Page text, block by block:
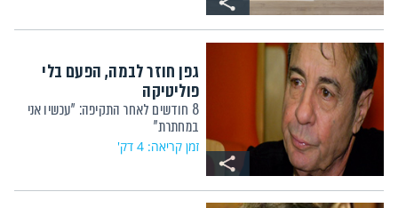
גפן חוזר לבמה, הפעם בלי
פוליטיקה
8 חודשים לאחר התקיפה: "עכשיו אני
במחתרת"
זמן קריאה: 4 דק'